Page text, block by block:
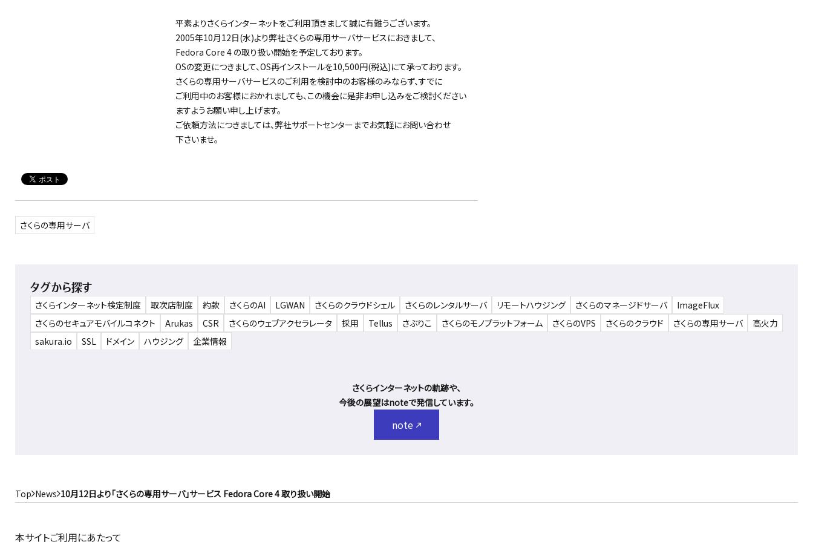
平素よりさくらインターネットをご利用頂きまして誠に有難うございます。
2005年10月12日(水)より弊社さくらの専用サーバサービスにおきまして、
Fedora Core 4 の取り扱い開始を予定しております。
OSの変更につきまして、OS再インストールを10,500円(税込)にて承っております。
さくらの専用サーバサービスのご利用を検討中のお客様のみならず、すでに
ご利用中のお客様におかれましても、この機会に是非お申し込みをご検討ください
ますようお願い申し上げます。
ご依頼方法につきましては、弊社サポートセンターまでお気軽にお問い合わせ
下さいませ。
さくらの専用サーバ
タグから探す
さくらインターネット検定制度 取次店制度 約款 さくらのAI LGWAN さくらのクラウドシェル さくらのレンタルサーバ リモートハウジング さくらのマネージドサーバ
ImageFlux
さくらのセキュアモバイルコネクト
Arukas CSR さくらのウェブアクセラレータ 採用 Tellus さぶりこ さくらのモノプラットフォーム さくらのVPS さくらのクラウド さくらの専用サーバ
高火力
sakura.io
SSL ドメイン ハウジング 企業情報
さくらインターネットの軌跡や、
今後の展望はnoteで発信しています。
note
Top News 10月12日より「さくらの専用サーバ」サービス Fedora Core 4 取り扱い開始
本サイトご利用にあたって